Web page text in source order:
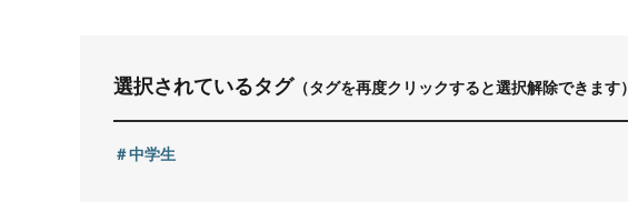
プライバシーポリシー
選択されているタグ（タグを再度クリックすると選択解除できます）
中学生